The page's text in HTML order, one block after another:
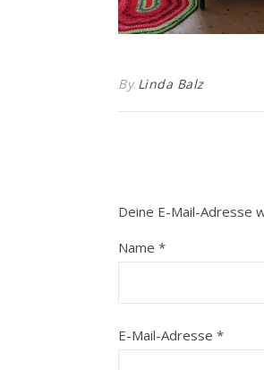
By Linda Balz
Deine E-Mail-Adresse
Name *
E-Mail-Adresse *